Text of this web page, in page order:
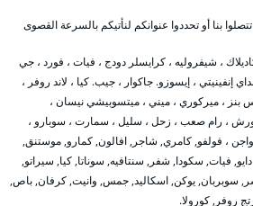
بنا أو تحددوا عنوانكم لنأتيكم بالسرعة القصوى
، شيفروليه ، كرايسلر دودج ، فيات ، فورد ، جي
إنفينيتي ، إيسوزو. جاكوار ، جيب. كيا ، لاند روفر ،
بنز ، ميركوري ، ميني ، ميتسوبيشي نيسان ،
بورش ، رام صعب ، زحل ، سليل ، سمارت ، سوبارو ،
، فولفو, كامري, شاجر, افالون, كمارو, موستنق,
فيات, سكودا, شفر, سنتافيه, سوناتا, كيا, سيراتو,
سوبربان, يوكن, اسكاليد, جمس, وانيت, كرفان, باص,
روفر, كورولا.